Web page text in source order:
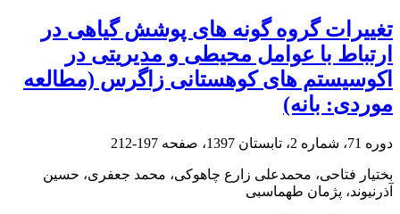
تغییرات گروه گونه های پوشش گیاهی در
ارتباط با عوامل محیطی و مدیریتی در
اکوسیستم های کوهستانی زاگرس (مطالعه
موردی: بانه)
دوره 71، شماره 2، تابستان 1397، صفحه 197-212
بختیار فتاحی، محمدعلی زارع چاهوکی، محمد جعفری، حسین
آذرنیوند، پژمان طهماسبی